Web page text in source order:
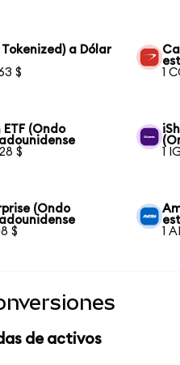
a Dólar
$
1
(Ondo
$
1
(Ondo
$
1
de activos